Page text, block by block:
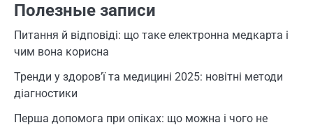
Полезные записи
Питання й відповіді: що таке електронна медкарта і
чим вона корисна
Тренди у здоров’ї та медицині 2025: новітні методи
діагностики
Перша допомога при опіках: що можна і чого не